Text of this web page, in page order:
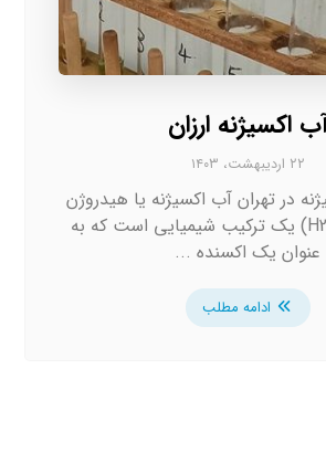
اکسیژنه ارزان
۲۲ اردیبهشت، ۱۴۰۳
در تهران آب اکسیژنه یا هیدروژن
پروکساید (H2O2) یک ترکیب شیمیایی است که به
عنوان یک اکسنده ...
ادامه مطلب